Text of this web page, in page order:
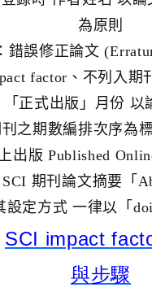
為原則
：錯誤修正論文
factor 、不列入期
「正式出版」月份 以
之期數編排次序為
上出版 Published
SCI 期刊論文摘要「
設定方式 一律以「 doi
SCI impact
與步驟